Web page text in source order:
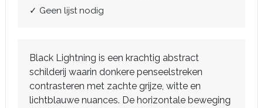
✓ Geen lijst nodig
Black Lightning is een krachtig abstract
schilderij waarin donkere penseelstreken
contrasteren met zachte grijze, witte en
lichtblauwe nuances. De horizontale beweging